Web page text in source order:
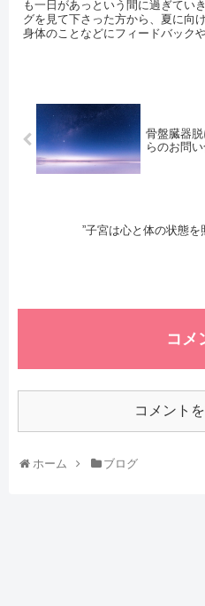
も一日があっという間に過ぎてい
グを見て下さった方から、夏に向
身体のことなどにフィードバック
骨盤臓器
らのお問
”子宮は心と体の状態を
コメ
コメント
ホーム ブログ